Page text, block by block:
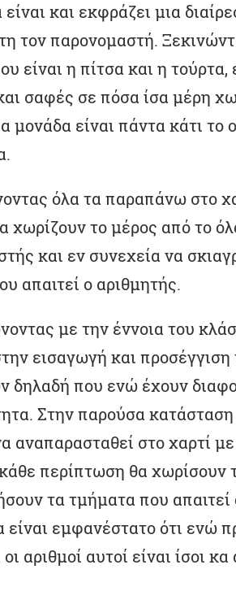
και εκφράζει μια
τον παρονομαστή.
είναι η πίτσα και η τούρτα,
σαφές σε πόσα ίσα μέρη
μονάδα είναι πάντα κάτι το
όλα τα παραπάνω στο
χωρίζουν το μέρος από το
και εν συνεχεία να
απαιτεί ο αριθμητής.
με την έννοια του
εισαγωγή και
δηλαδή που ενώ έχουν
Στην παρούσα
αναπαρασταθεί στο χαρτί
περίπτωση θα χωρίσουν
τα τμήματα που
είναι εμφανέστατο ότι ενώ
αριθμοί αυτοί είναι ίσοι